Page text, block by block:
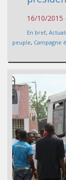
16/10/2015
En bref,
peuple, Campagne